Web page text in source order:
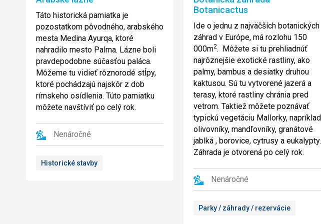
Táto historická pamiatka je
pozostatkom pôvodného, arabského
mesta Medina Ayurqa, ktoré
nahradilo mesto Palma. Lázne boli
pravdepodobne súčasťou paláca.
Môžeme tu vidieť rôznorodé stĺpy,
ktoré pochádzajú najskôr z dob
rímskeho osídlenia. Túto pamiatku
môžete navštíviť po celý rok.
Nenáročné
Historické stavby
Botanicactus
Ide o jednu z najväčších botanických
záhrad v Európe, má rozlohu 150
000m2. Môžete si tu prehliadnúť
najrôznejšie exotické rastliny, ako
palmy, bambus a desiatky druhou
kaktusou. Sú tu vytvorené jazerá a
terasy, ktoré rastliny chránia pred
vetrom. Taktiež môžete poznávať
typickú vegetáciu Mallorky, napríklad
olivovníky, mandľovníky, granátové
jablká , borovice, cytrusy a eukalypty.
Záhrada je otvorená po celý rok.
Nenáročné
Parky / záhrady / rezervácie